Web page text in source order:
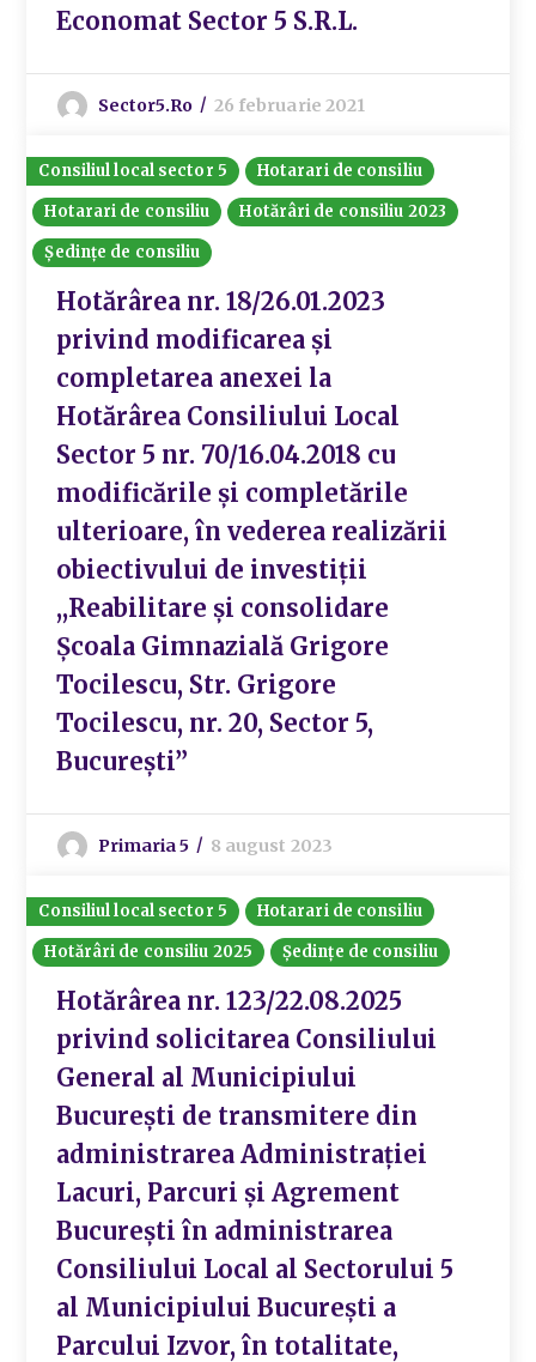
Economat Sector 5 S.R.L.
Sector5.ro 26 februarie 2021
Consiliul local sector 5
Hotarari de consiliu
Hotarari de consiliu
Hotărâri de consiliu 2023
Ședințe de consiliu
Hotărârea nr. 18/26.01.2023
privind modificarea și
completarea anexei la
Hotărârea Consiliului Local
Sector 5 nr. 70/16.04.2018 cu
modificările și completările
ulterioare, în vederea realizării
obiectivului de investiții
,,Reabilitare și consolidare
Școala Gimnazială Grigore
Tocilescu, Str. Grigore
Tocilescu, nr. 20, Sector 5,
București”
Primaria 5 8 august 2023
Consiliul local sector 5
Hotarari de consiliu
Hotărâri de consiliu 2025
Ședințe de consiliu
Hotărârea nr. 123/22.08.2025
privind solicitarea Consiliului
General al Municipiului
București de transmitere din
administrarea Administrației
Lacuri, Parcuri și Agrement
București în administrarea
Consiliului Local al Sectorului 5
al Municipiului București a
Parcului Izvor, în totalitate,